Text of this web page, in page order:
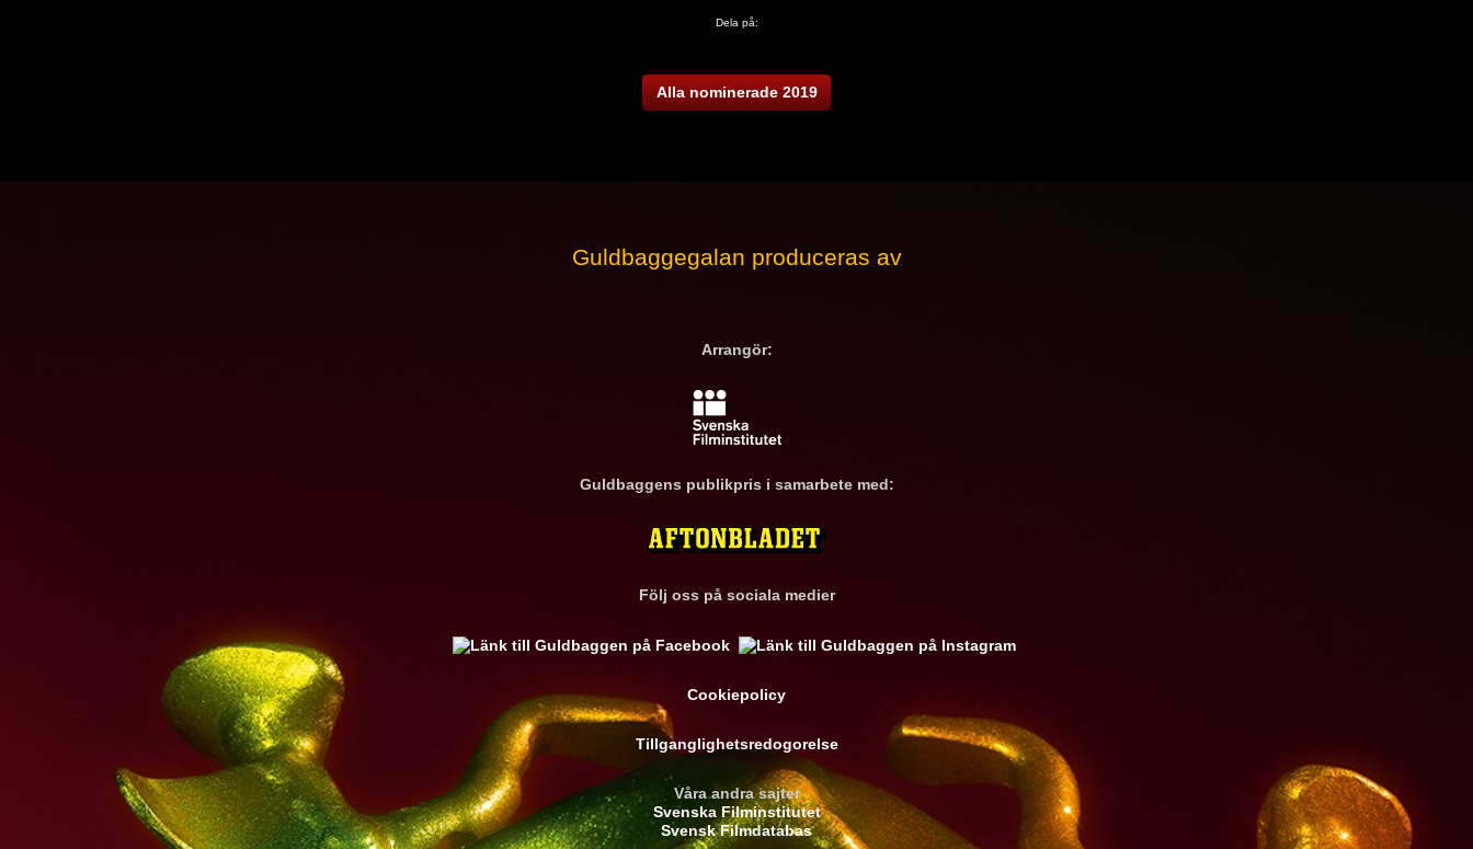
Dela på:
Alla nominerade 2019
Guldbaggegalan produceras av
Arrangör:
Guldbaggens publikpris i samarbete med:
Följ oss på sociala medier
Cookiepolicy
Tillganglighetsredogorelse
Våra andra sajter
Svenska Filminstitutet
Svensk Filmdatabas